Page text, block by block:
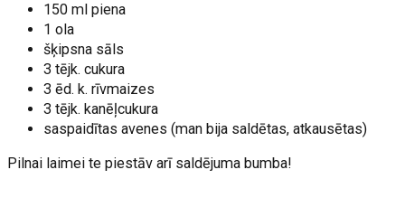
150 ml piena
1 ola
šķipsna sāls
3 tējk. cukura
3 ēd. k. rīvmaizes
3 tējk. kanēļcukura
saspaidītas avenes (man bija saldētas, atkausētas)
Pilnai laimei te piestāv arī saldējuma bumba!